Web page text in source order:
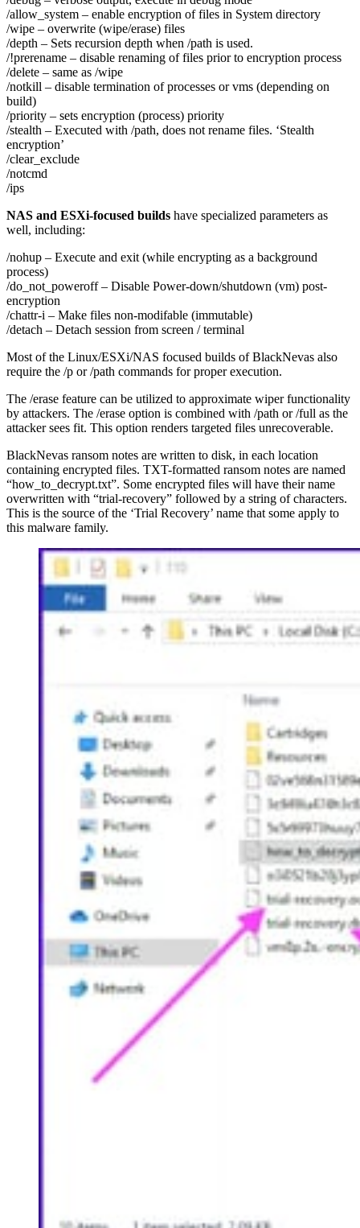
/allow_system – enable encryption of files in System directory
/wipe – overwrite (wipe/erase) files
/depth – Sets recursion depth when /path is used.
/!prerename – disable renaming of files prior to encryption process
/delete – same as /wipe
/notkill – disable termination of processes or vms (depending on
build)
/priority – sets encryption (process) priority
/stealth – Executed with /path, does not rename files. ‘Stealth
encryption’
/clear_exclude
/notcmd
/ips
NAS and ESXi-focused builds have specialized parameters as
well, including:
/nohup – Execute and exit (while encrypting as a background
process)
/do_not_poweroff – Disable Power-down/shutdown (vm) post-
encryption
/chattr-i – Make files non-modifable (immutable)
/detach – Detach session from screen / terminal
Most of the Linux/ESXi/NAS focused builds of BlackNevas also
require the /p or /path commands for proper execution.
The /erase feature can be utilized to approximate wiper functionality
by attackers. The /erase option is combined with /path or /full as the
attacker sees fit. This option renders targeted files unrecoverable.
BlackNevas ransom notes are written to disk, in each location
containing encrypted files. TXT-formatted ransom notes are named
“how_to_decrypt.txt”. Some encrypted files will have their name
overwritten with “trial-recovery” followed by a string of characters.
This is the source of the ‘Trial Recovery’ name that some apply to
this malware family.